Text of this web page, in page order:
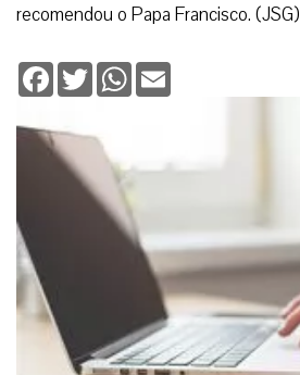
recomendou o Papa Francisco. (JSG)
Facebook
TwitterWhatsApp